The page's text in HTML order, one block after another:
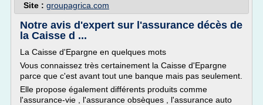
Site : groupagrica.com
Notre avis d'expert sur l'assurance décès de
la Caisse d ...
La Caisse d'Epargne en quelques mots
Vous connaissez très certainement la Caisse d'Epargne
parce que c'est avant tout une banque mais pas seulement.
Elle propose également différents produits comme
l'assurance-vie , l'assurance obsèques , l'assurance auto